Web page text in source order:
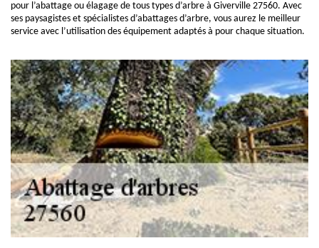
pour l’abattage ou élagage de tous types d’arbre à Giverville 27560. Avec
ses paysagistes et spécialistes d’abattages d’arbre, vous aurez le meilleur
service avec l’utilisation des équipement adaptés à pour chaque situation.